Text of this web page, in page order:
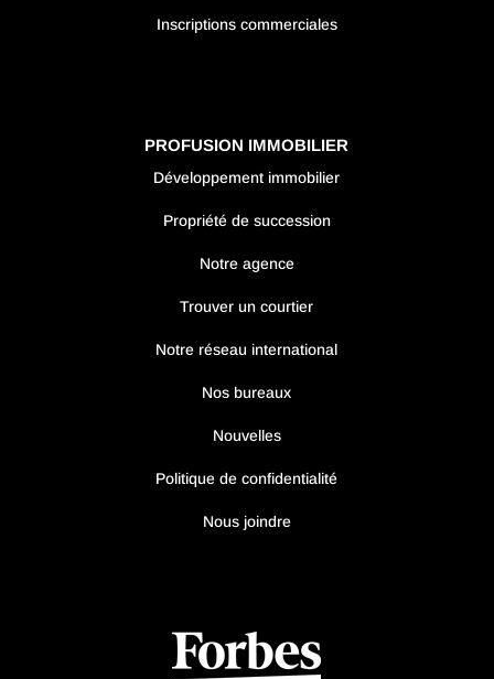
Inscriptions commerciales
PROFUSION IMMOBILIER
Développement immobilier
Propriété de succession
Notre agence
Trouver un courtier
Notre réseau international
Nos bureaux
Nouvelles
Politique de confidentialité
Nous joindre